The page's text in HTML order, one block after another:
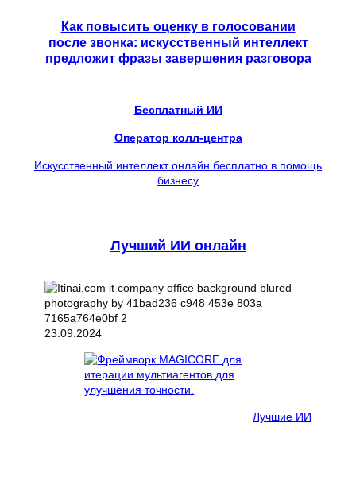
Как повысить оценку в голосовании
после звонка: искусственный интеллект
предложит фразы завершения разговора
Бесплатный ИИ
Оператор колл-центра
Искусственный интеллект онлайн бесплатно в помощь
бизнесу
Лучший ИИ онлайн
23.09.2024
Лучшие ИИ